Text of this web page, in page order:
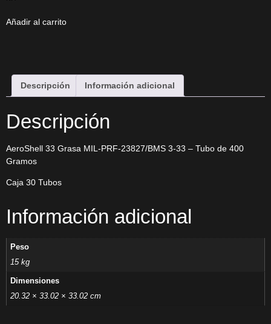
Añadir al carrito
Descripción Información adicional
Descripción
AeroShell 33 Grasa MIL-PRF-23827/BMS 3-33 – Tubo de 400
Gramos
Caja 30 Tubos
Información adicional
Peso
15 kg
Dimensiones
20.32 × 33.02 × 33.02 cm